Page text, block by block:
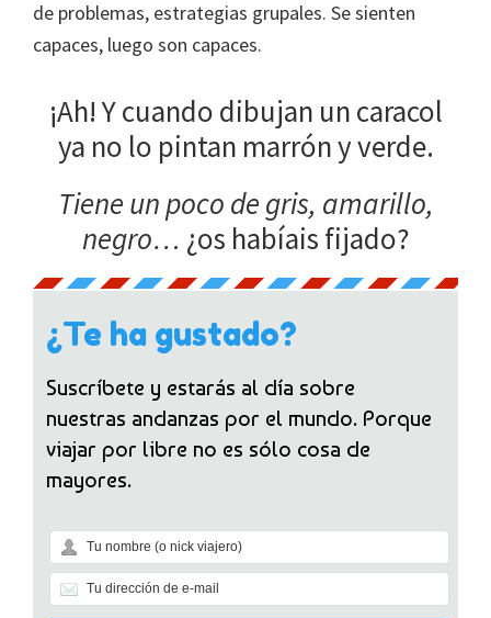
de problemas, estrategias grupales. Se sienten
capaces, luego son capaces.
¡Ah! Y cuando dibujan un caracol
ya no lo pintan marrón y verde.
Tiene un poco de gris, amarillo,
negro… ¿os habíais fijado?
¿Te ha gustado?
Suscríbete y estarás al día sobre
nuestras andanzas por el mundo. Porque
viajar por libre no es sólo cosa de
mayores.